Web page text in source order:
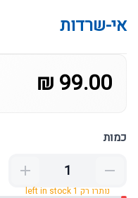
אי-שרדות
99.00 ₪
כמות
נותרו רק 1 left in stock